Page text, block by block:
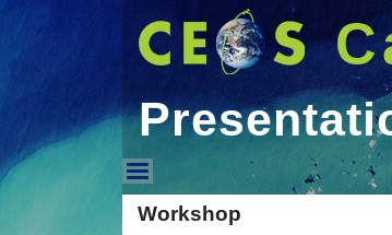
Presentations
Workshop